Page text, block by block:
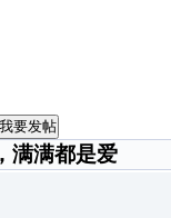
我要发帖
满满都是爱